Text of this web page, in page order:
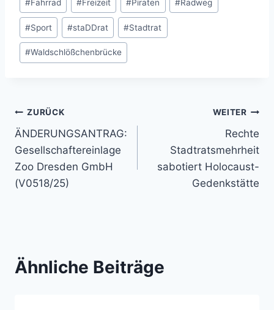
#Fahrrad #Freizeit #Piraten #Radweg
#Sport #staDDrat #Stadtrat
#Waldschlößchenbrücke
Beitragsnavigation
ZURÜCK
ÄNDERUNGSANTRAG:
Gesellschaftereinlage
Zoo Dresden GmbH
(V0518/25)
WEITER
Rechte
Stadtratsmehrheit
sabotiert Holocaust-
Gedenkstätte
Ähnliche Beiträge